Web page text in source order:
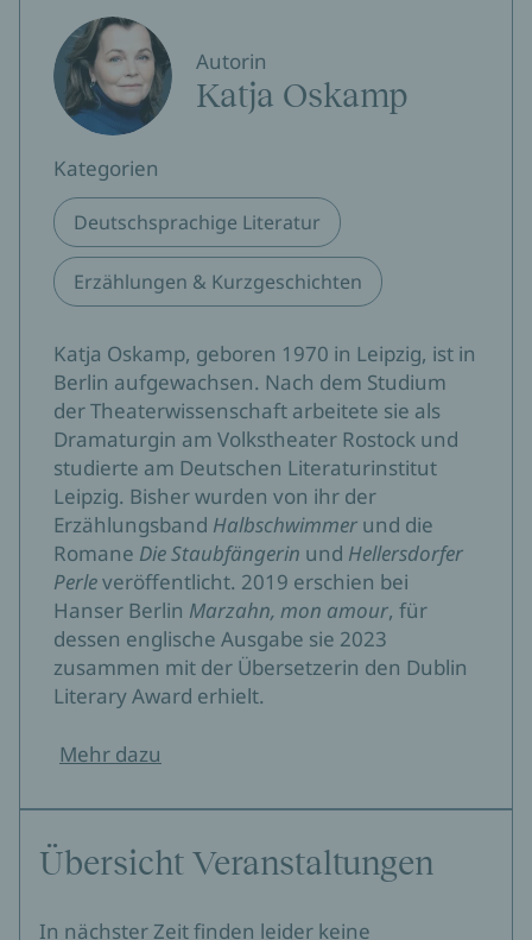
Autorin
Katja Oskamp
Kategorien
Deutschsprachige Literatur
Erzählungen & Kurzgeschichten
Katja Oskamp, geboren 1970 in Leipzig, ist in
Berlin aufgewachsen. Nach dem Studium
der Theaterwissenschaft arbeitete sie als
Dramaturgin am Volkstheater Rostock und
studierte am Deutschen Literaturinstitut
Leipzig. Bisher wurden von ihr der
Erzählungsband Halbschwimmer und die
Romane Die Staubfängerin und Hellersdorfer
Perleveröffentlicht. 2019 erschien bei
Hanser Berlin Marzahn, mon amour, für
dessen englische Ausgabe sie 2023
zusammen mit der Übersetzerin den Dublin
Literary Award erhielt.
Mehr dazu
Übersicht Veranstaltungen
In nächster Zeit finden leider keine